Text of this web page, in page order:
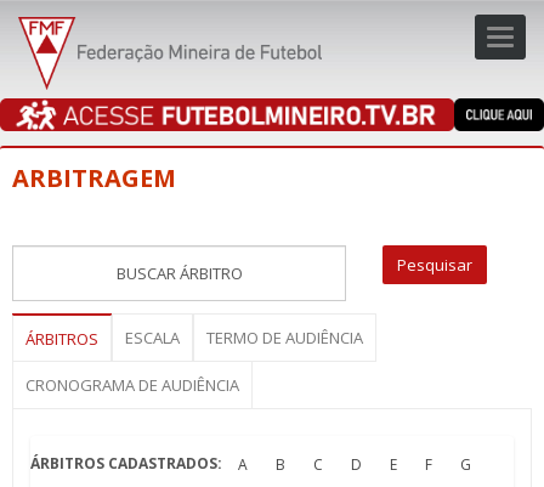
ARBITRAGEM
ÁRBITROS ESCALA TERMO DE AUDIÊNCIA
CRONOGRAMA DE AUDIÊNCIA
ÁRBITROS CADASTRADOS: A B C D E F
G